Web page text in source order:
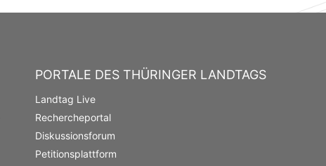
PORTALE DES THÜRINGER LANDTAGS
Landtag Live
Rechercheportal
Diskussionsforum
Petitionsplattform